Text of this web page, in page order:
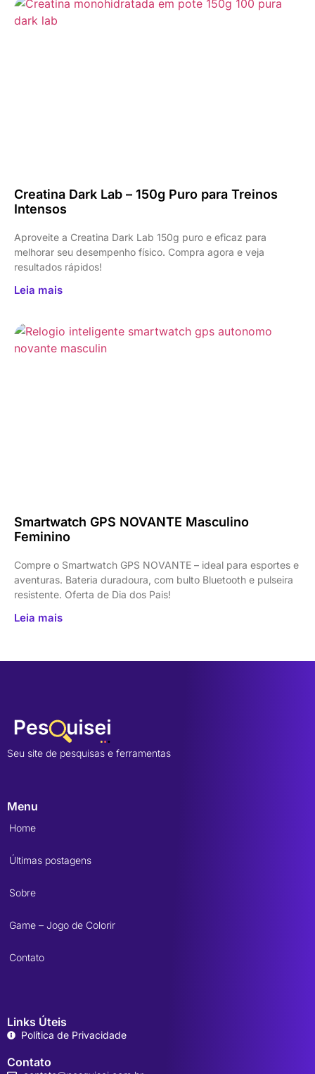
Creatina Dark Lab – 150g Puro para Treinos
Intensos
Aproveite a Creatina Dark Lab 150g puro e eficaz para
melhorar seu desempenho físico. Compra agora e veja
resultados rápidos!
Leia mais
Smartwatch GPS NOVANTE Masculino
Feminino
Compre o Smartwatch GPS NOVANTE – ideal para esportes e
aventuras. Bateria duradoura, com bulto Bluetooth e pulseira
resistente. Oferta de Dia dos Pais!
Leia mais
Seu site de pesquisas e ferramentas
Menu
Home
Últimas postagens
Sobre
Game – Jogo de Colorir
Contato
Links Úteis
Política de Privacidade
Contato